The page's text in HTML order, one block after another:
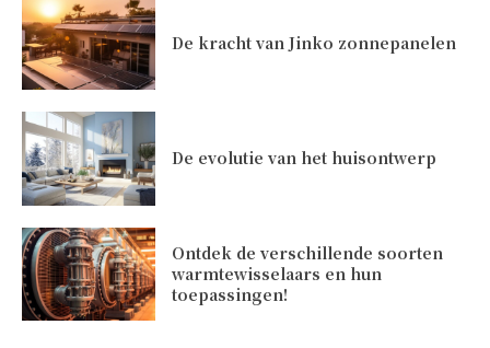
De kracht van Jinko zonnepanelen
De evolutie van het huisontwerp
Ontdek de verschillende soorten
warmtewisselaars en hun
toepassingen!